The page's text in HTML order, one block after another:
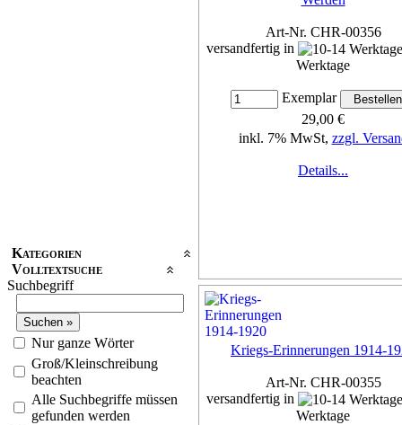
Kategorien
Volltextsuche
Suchbegriff
Nur ganze Wörter
Groß/Kleinschreibung
beachten
Alle Suchbegriffe müssen
gefunden werden
Art-Nr. CHR-00356
versandfertig in
Werktage
Exemplar
29,00 €
inkl. 7% MwSt, zzgl.
Details...
Kriegs-Erinnerungen 1914-
Art-Nr. CHR-00355
versandfertig in
Werktage